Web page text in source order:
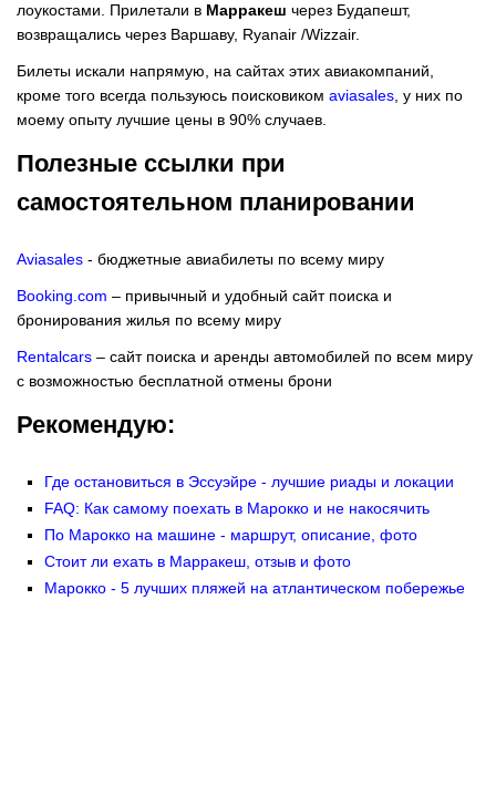
лоукостами. Прилетали в Марракеш через Будапешт,
возвращались через Варшаву, Ryanair /Wizzair.
Билеты искали напрямую, на сайтах этих авиакомпаний,
кроме того всегда пользуюсь поисковиком aviasales , у них по
моему опыту лучшие цены в 90% случаев.
Полезные ссылки при
самостоятельном планировании
Aviasales - бюджетные авиабилеты по всему миру
Booking.com – привычный и удобный сайт поиска и
бронирования жилья по всему миру
Rentalcars – сайт поиска и аренды автомобилей по всем миру
с возможностью бесплатной отмены брони
Рекомендую:
Где остановиться в Эссуэйре - лучшие риады и локации
FAQ: Как самому поехать в Марокко и не накосячить
По Марокко на машине - маршрут, описание, фото
Стоит ли ехать в Марракеш, отзыв и фото
Марокко - 5 лучших пляжей на атлантическом побережье